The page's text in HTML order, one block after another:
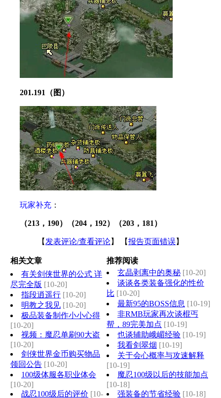
201.191（图）
玩家补充 ：
（213，190）（204，192）（203，181）
【 发表评论/查看评论】 【报告页面错误】
相关文章
推荐阅读
有关剑侠世界的公式 详
尽完全版 [10-20]
指段逍遥行 [10-20]
明教之我见 [10-20]
极品装备制作小小心得
[10-20]
视频：魔忍单刷90大盗
[10-20]
剑侠世界金币购买物品
领回公告 [10-20]
100级体服各职业体会
[10-20]
战忍100级后的评价 [10-
玄晶剥离中的奥秘 [10-20]
谈谈各类装备强化的性价
比 [10-20]
最新95的BOSS信息 [10-19]
非RMB玩家再次谈棍丐
帮，89完美加点 [10-19]
也谈辅助峨嵋经验 [10-19]
我看剑翠烟 [10-19]
关于会心概率与攻速解释
[10-19]
魔忍100级以后的技能加点
[10-18]
强装备的节省经验 [10-18]